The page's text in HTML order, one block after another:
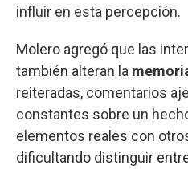
influir en esta percepción.
Molero agregó que las
también alteran la
reiteradas, comentarios
constantes sobre un
elementos reales con
dificultando distinguir